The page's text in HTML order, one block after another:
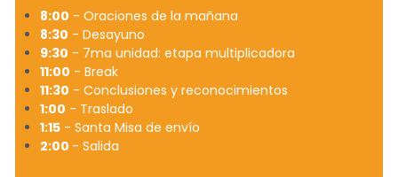
8:00 - Oraciones de la mañana
8:30 - Desayuno
9:30 - 7ma unidad: etapa multiplicadora
11:00 - Break
11:30 - Conclusiones y reconocimientos
1:00 - Traslado
1:15 - Santa Misa de envío
2:00 - Salida